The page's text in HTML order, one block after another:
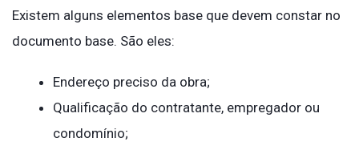
Existem alguns elementos base que devem constar no
documento base. São eles:
Endereço preciso da obra;
Qualificação do contratante, empregador ou
condomínio;